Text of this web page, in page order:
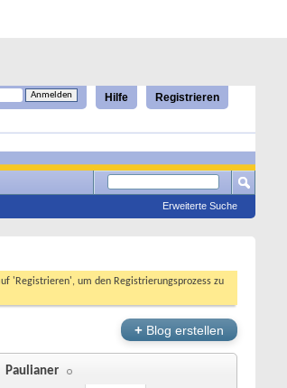
Registrieren
Hilfe
Erweiterte Suche
'Registrieren', um den Registrierungsprozess zu
+ Blog erstellen
Paulianer